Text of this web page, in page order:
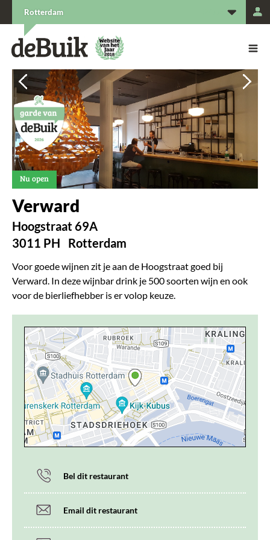
Vorige
Vorige
Vorige
Vorige
Nu open
Verward
Hoogstraat 69A
3011 PH
Rotterdam
Voor goede wijnen zit je aan de Hoogstraat goed bij
Verward. In deze wijnbar drink je 500 soorten wijn en ook
voor de bierliefhebber is er volop keuze.
Bel dit restaurant
Email dit restaurant
Rotterdam
De Buik van {city: city}
De Buik